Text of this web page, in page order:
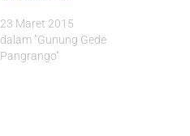
23 Maret 2015
dalam "Gunung Gede
Pangrango"